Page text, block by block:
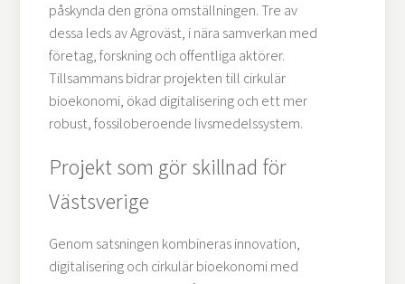
påskynda den gröna omställningen. Tre av
dessa leds av Agroväst, i nära samverkan med
företag, forskning och offentliga aktörer.
Tillsammans bidrar projekten till cirkulär
bioekonomi, ökad digitalisering och ett mer
robust, fossiloberoende livsmedelssystem.
Projekt som gör skillnad för
Västsverige
Genom satsningen kombineras innovation,
digitalisering och cirkulär bioekonomi med